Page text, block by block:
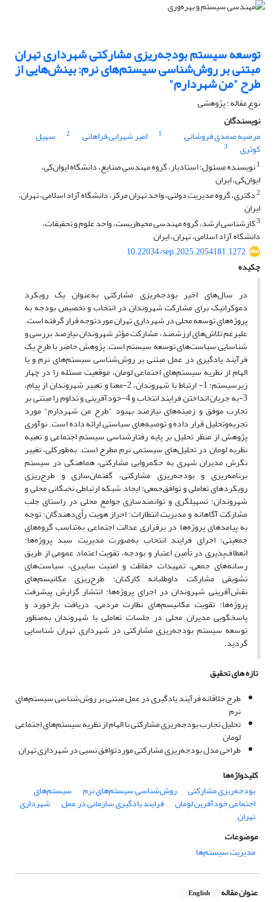
توسعه سیستم بودجه‌ریزی مشارکتی شهرداری تهران
مبتنی بر روش‌شناسی سیستم‌های نرم: بینش‌هایی از
طرح "من شهردارم"
نوع مقاله : پژوهشی
نویسندگان
مرضیه صمدی فروشانی
1 امیر شهرابی فراهانی 2 سهیل
کوثری
3
1نویسنده مسئول: استادیار، گروه مهندسی صنایع، دانشگاه ایوان‌کی،
ایوان‌کی، ایران
2دکتری، گروه مدیریت دولتی، واحد تهران مرکز، دانشگاه آزاد اسلامی، تهران،
ایران
3کارشناسی ارشد، گروه مهندسی محیط‌زیست، واحد علوم و تحقیقات،
دانشگاه آزاد اسلامی، تهران، ایران
10.22034/sep.2025.2054181.1272
چکیده
در سال‌های اخیر بودجه‌ریزی مشارکتی به‌عنوان یک رویکرد
دموکراتیک برای مشارکت شهروندان در انتخاب و تخصیص بودجه به
پروژه‌های توسعه محلی در شهرداری تهران موردتوجه قرار گرفته است.
علیرغم تلاش‌های ارزشمند، مشارکت مؤثر شهروندان نیازمند بررسی و
شناسایی سیاست‌های توسعه سیستم است. پژوهش حاضر با طرح یک
فرآیند یادگیری در عمل مبتنی بر روش‌شناسی سیستم‌های نرم و با
الهام از نظریه سیستم‌های اجتماعی لومان، موقعیت مسئله را در چهار
زیرسیستم: 1- ارتباط با شهروندان، 2-معنا و تعبیر شهروندان از پیام،
3-به جریان انداختن فرایند انتخاب و 4-خودآفرینی و تداوم را مبتنی بر
تجارب موفق و زمینه‌های نیازمند بهبود "طرح من شهردارم" مورد
تجزیه‌وتحلیل قرار داده و توصیه‌های سیاستی ارائه داده است. نوآوری
پژوهش از منظر تحلیل بر پایه رفتارشناسی سیستم اجتماعی و تعبیه
نظریه لومان در تحلیل‌های سیستمی نرم مطرح است. به‌طورکلی، تغییر
نگرش مدیران شهری به حکمروایی مشارکتی، هماهنگی در سیستم
برنامه‌ریزی و بودجه‌ریزی مشارکتی، گفتمان‌سازی و طرح‌ریزی
رویکردهای تعاملی و توافق‌جمعی؛ ایجاد شبکه ارتباطی نخبگانی محلی و
شهروندان؛ تسهیلگری و توانمندسازی جوامع محلی در راستای جلب
مشارکت آگاهانه و مدیریت انتظارات؛ احراز هویت رأی‌دهندگان؛ توجه
به پیامدهای پروژه‌ها در برقراری عدالت اجتماعی به‌تناسب گروه‌های
جمعیتی؛ اجرای فرایند انتخاب به‌صورت مدیریت سبد پروژه‌ها؛
انعطاف‌پذیری در تأمین اعتبار و بودجه، تقویت اعتماد عمومی از طریق
رسانه‌های جمعی، تمهیدات حفاظت و امنیت سایبری، سیاست‌های
تشویقی مشارکت داوطلبانه کارکنان؛ طرح‌ریزی مکانیسم‌های
نقش‌آفرینی شهروندان در اجرای پروژه‌ها؛ انتشار گزارش پیشرفت
پروژه‌ها؛ تقویت مکانیسم‌های نظارت مردمی، دریافت بازخورد و
پاسخگویی مدیران محلی در جلسات تعاملی با شهروندان به‌منظور
توسعه سیستم بودجه‌ریزی مشارکتی در شهرداری تهران شناسایی
گردید.
تازه های تحقیق
طرح خلاقانه فرآیند یادگیری در عمل مبتنی بر روش‌شناسی سیستم‌های
نرم
تحلیل تجارب بودجه‌ریزی مشارکتی با الهام از نظریه سیستم‌های اجتماعی
لومان
طراحی مدل بودجه‌ریزی مشارکتی موردتوافق نسبی در شهرداری تهران
کلیدواژه‌ها
بودجه‌ریزی مشارکتی
روش‌شناسی سیستم‌های نرم سیستم‌های
اجتماعی خودآفرین لومان فرایند یادگیری سازمانی در عمل شهرداری
تهران
موضوعات
مدیریت سیستم‌ها
عنوان مقاله English